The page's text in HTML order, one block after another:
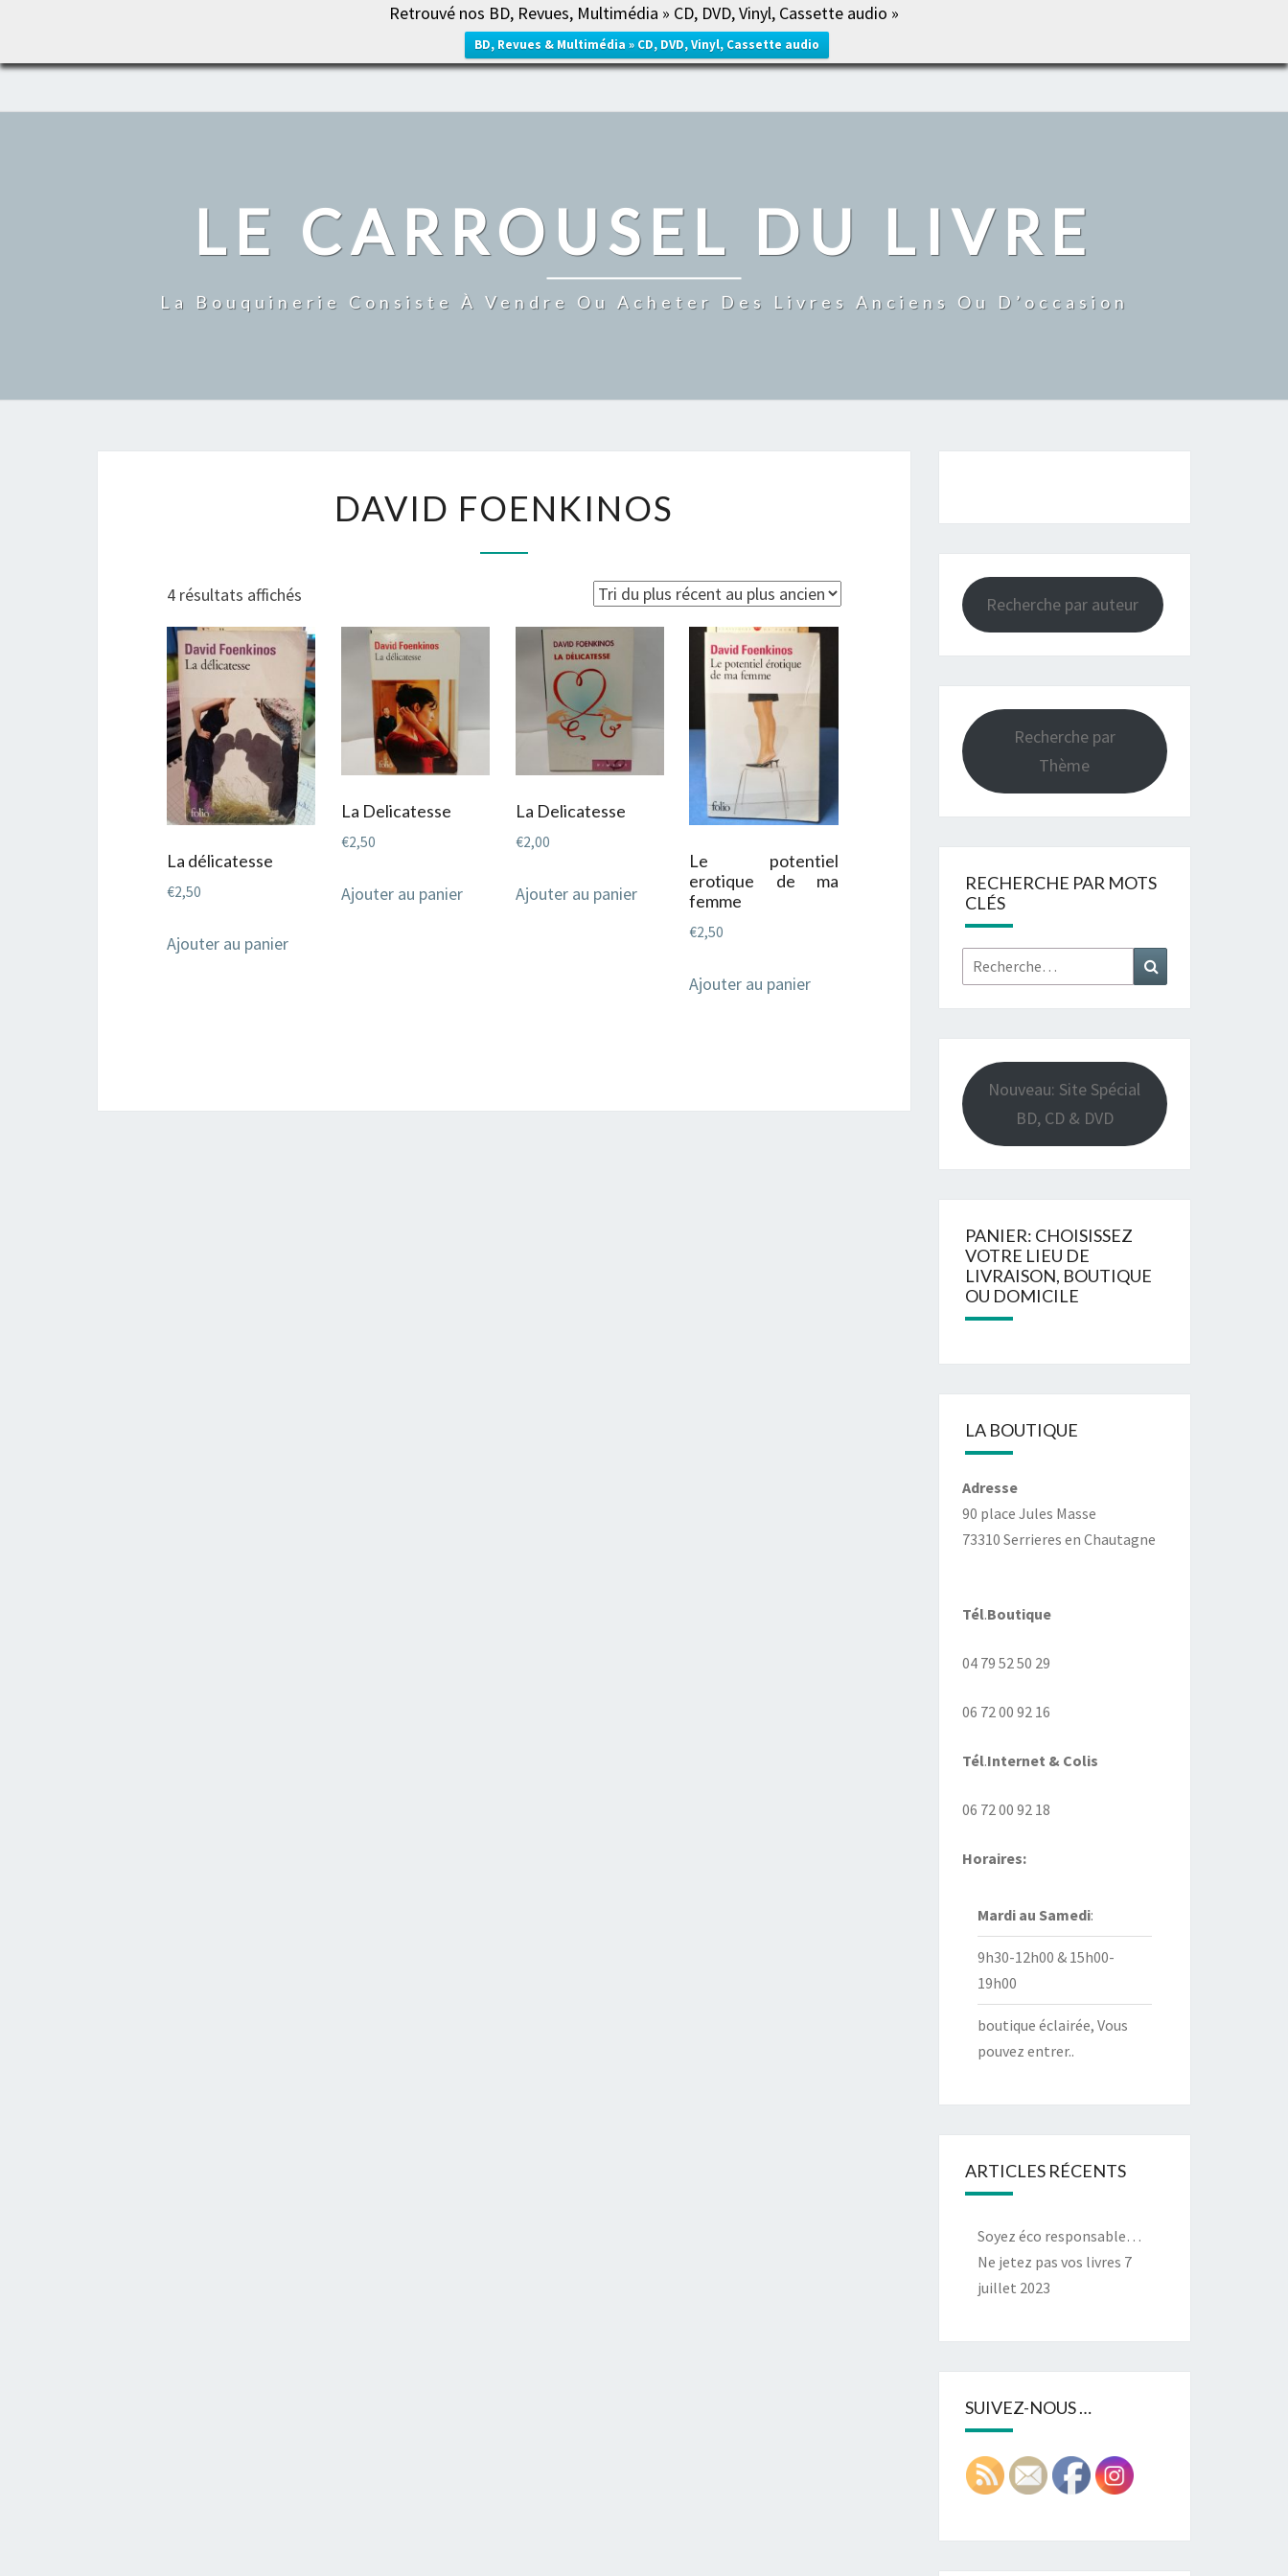
Retrouvé nos BD, Revues, Multimédia » CD, DVD, Vinyl, Cassette audio »
BD, Revues & Multimédia » CD, DVD, Vinyl, Cassette audio
ACCUEIL
LE CARROUSEL DU LIVRE
La Bouquinerie Consiste À Vendre Ou Acheter Des Livres Anciens Ou D’occasion
FOENKINOS
DAVID FOENKINOS
4 résultats affichés
du
plus
récent
au
plus
ancien
La délicatesse
€2,50
Ajouter au panier
La Delicatesse
€2,50
Ajouter au panier
La Delicatesse
€2,00
Ajouter au panier
Le potentiel
erotique de ma
femme
€2,50
Ajouter au panier
Recherche par auteur
Recherche par
Thème
RECHERCHE PAR MOTS
CLÉS
Rechercher :
Nouveau: Site Spécial
BD, CD & DVD
PANIER: CHOISISSEZ
VOTRE LIEU DE
LIVRAISON, BOUTIQUE
OU DOMICILE
LA BOUTIQUE
Adresse
90 place Jules Masse
73310 Serrieres en Chautagne
Tél.Boutique
04 79 52 50 29
06 72 00 92 16
Tél.Internet & Colis
06 72 00 92 18
Horaires:
Mardi au Samedi:
9h30-12h00 & 15h00-
19h00
boutique éclairée, Vous
pouvez entrer..
ARTICLES RÉCENTS
Soyez éco responsable…
Ne jetez pas vos livres 7
juillet 2023
SUIVEZ-NOUS …